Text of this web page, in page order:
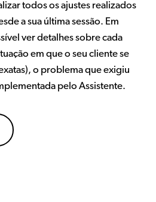
todos os ajustes realizados
a sua última sessão. Em
ver detalhes sobre cada
em que o seu cliente se
o problema que exigiu
pelo Assistente.